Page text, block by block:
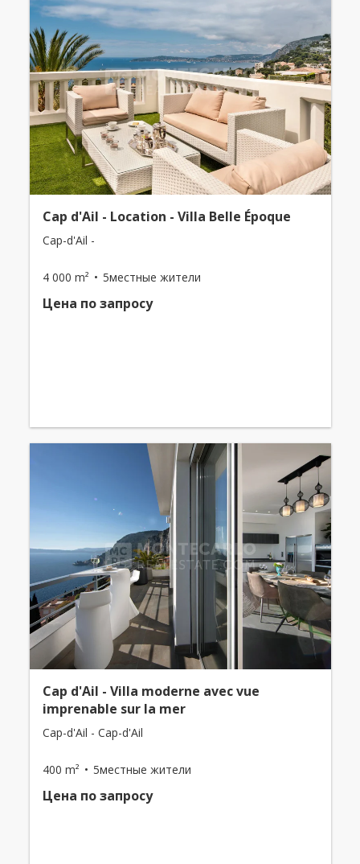
Cap d'Ail - Location - Villa Belle Époque
Cap-d'Ail -
4 000 m² 5местные жители
Цена по запросу
Cap d'Ail - Villa moderne avec vue
imprenable sur la mer
Cap-d'Ail - Cap-d'Ail
400 m² 5местные жители
Цена по запросу